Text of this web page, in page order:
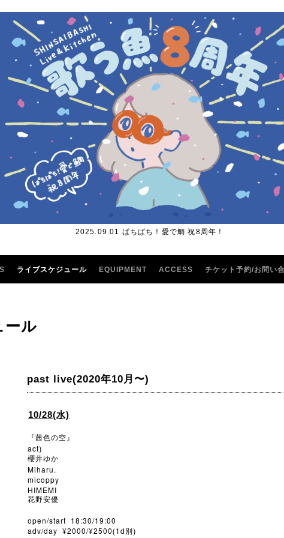
2025.09.01 ぱちぱち！愛で鯛 祝8周年！
ライブスケジュール EQUIPMENT ACCESS チケット予約/お問い
ール
past live(2020年10月〜)
10/28(水)
『茜色の空』
act)
櫻井ゆか
Miharu.
micoppy
HIMEMI
花野安優
open/start 18:30/19:00
adv/day ¥2000/¥2500(1d 別)